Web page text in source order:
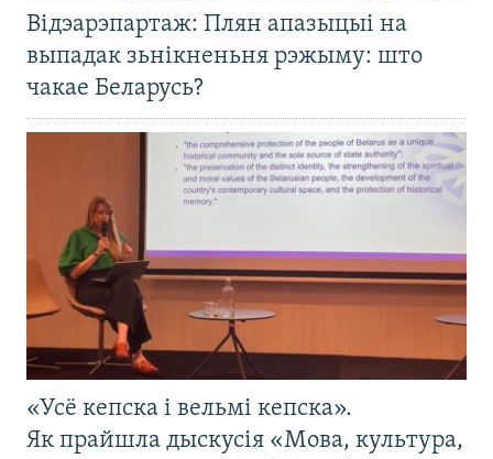
Відэарэпартаж: Плян апазыцыі на
выпадак зьнікненьня рэжыму: што
чакае Беларусь?
«Усё кепска і вельмі кепска».
Як прайшла дыскусія «Мова, культура,